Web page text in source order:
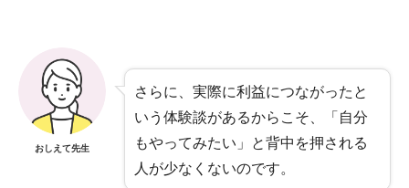
おしえて先生
さらに、実際に利益につながったと
いう体験談があるからこそ、「自分
もやってみたい」と背中を押される
人が少なくないのです。